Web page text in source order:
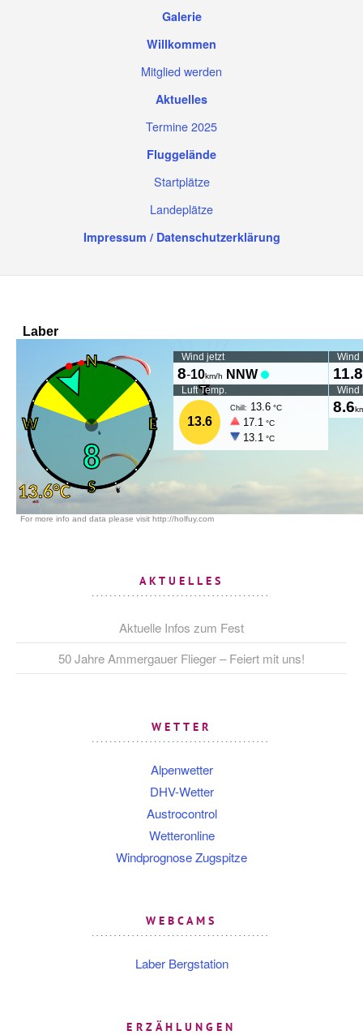
Galerie
Willkommen
Mitglied werden
Aktuelles
Termine 2025
Fluggelände
Startplätze
Landeplätze
Impressum / Datenschutzerklärung
AKTUELLES
Aktuelle Infos zum Fest
50 Jahre Ammergauer Flieger – Feiert mit uns!
WETTER
Alpenwetter
DHV-Wetter
Austrocontrol
Wetteronline
Windprognose Zugspitze
WEBCAMS
Laber Bergstation
ERZÄHLUNGEN